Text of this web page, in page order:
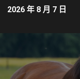
2026 年 8 月 7 日